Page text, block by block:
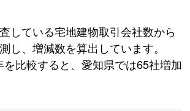
している宅地建物取引会社数から
し、増減数を算出しています。
比較すると、愛知県では65社増加